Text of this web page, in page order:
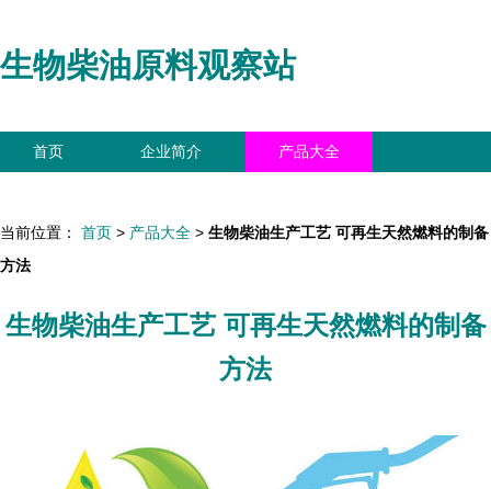
生物柴油原料观察站
首页 企业简介 产品大全
当前位置： 首页 > 产品大全 > 生物柴油生产工艺 可再生天然燃料的制备
方法
生物柴油生产工艺 可再生天然燃料的制备
方法